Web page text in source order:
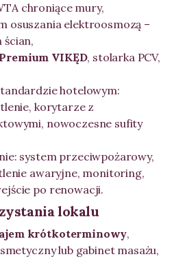
chroniące mury,
osuszania elektroosmozą –
ścian,
VIKĘD, stolarka PCV,
hotelowym:
korytarze z
nowoczesne sufity
system przeciwpożarowy,
awaryjne, monitoring,
po renowacji.
lokalu
krótkoterminowy,
lub gabinet masażu,